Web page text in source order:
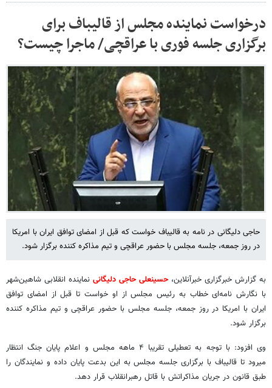
درخواست نماینده مجلس از قالیباف برای
برگزاری جلسه فوری با عراقچی/ ماجرا چیست؟
حاجی دلیگانی در نامه به قالیباف خواست که قبل از امضای توافق ایران با امریکا
در روز جمعه، جلسه مجلس با حضور عراقچی و تیم مذاکره کننده برگزار شود.
به گزارش خبرگزاری خبرآنلاین،حسینعلی حاجی دلیگانی نماینده انقلابی شاهین‌شهر
با نگارش نامه‌ای خطاب به رئیس مجلس از او خواست تا قبل از امضای توافق
ایران با امریکا در روز جمعه، جلسه مجلس با حضور عراقچی و تیم مذاکره کننده
برگزار شود.
وی افزود: با توجه به تعطیلی تقریبا ۴ ماهه مجلس و اعلام پایان جنگ انتظار
میرود تا قالیباف با برگزاری جلسه مجلس به این بدعت پایان داده و نمایندگان را
طبق قانون در جریان مذاکراتش با قاتل رهبرانقلاب قرار دهد.